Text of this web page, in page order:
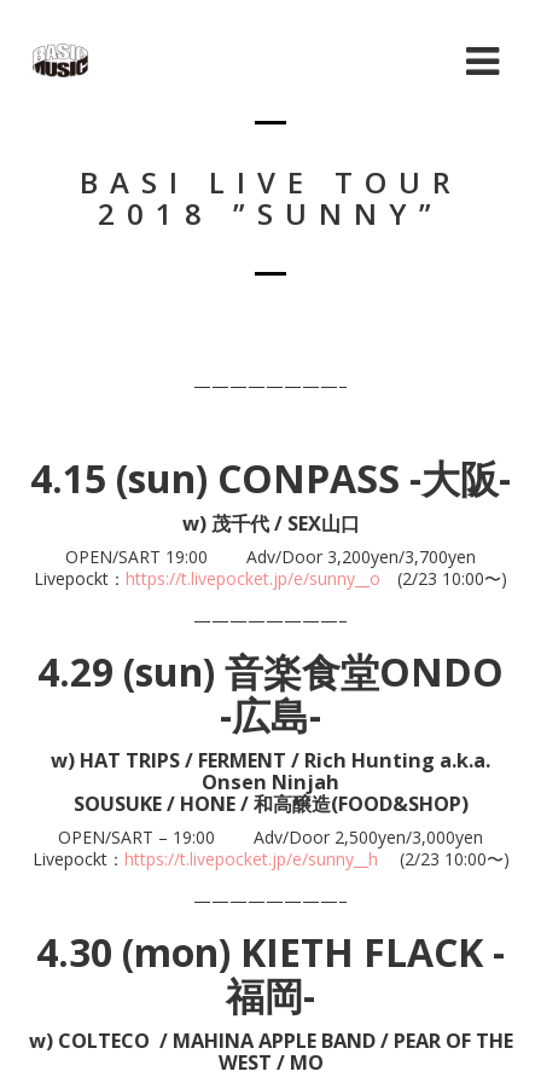
BASI LIVE TOUR
2018 ”SUNNY”
————————–
4.15 (sun) CONPASS -大阪-
w) 茂千代 / SEX山口
OPEN/SART 19:00 Adv/Door 3,200yen/3,700yen
Livepockt： https://t.livepocket.jp/e/sunny__o (2/23 10:00〜)
————————–
4.29 (sun) 音楽食堂ONDO
-広島-
w) HAT TRIPS / FERMENT / Rich Hunting a.k.a.
Onsen Ninjah
SOUSUKE / HONE / 和高醸造(FOOD&SHOP)
OPEN/SART – 19:00 Adv/Door 2,500yen/3,000yen
Livepockt： https://t.livepocket.jp/e/sunny__h (2/23 10:00〜)
————————–
4.30 (mon) KIETH FLACK -
福岡-
w) COLTECO / MAHINA APPLE BAND / PEAR OF THE
WEST / MO